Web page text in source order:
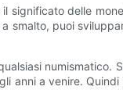
delle
smalto, puoi
numismatico.
a venire.